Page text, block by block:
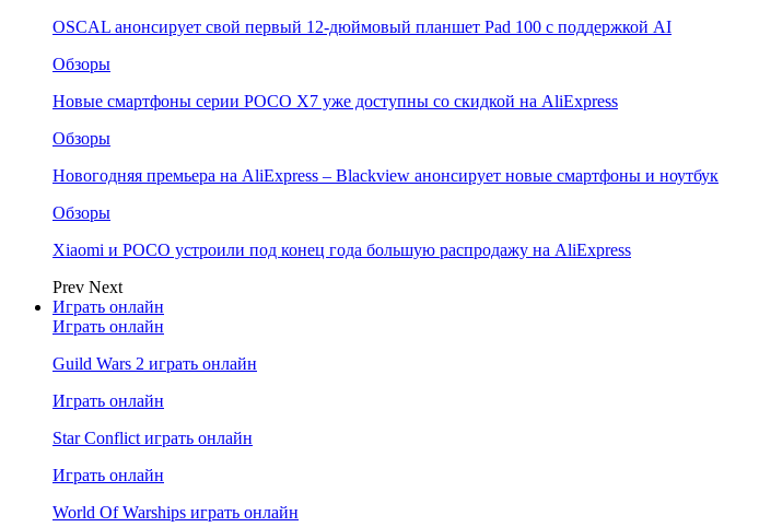
OSCAL анонсирует свой первый 12-дюймовый планшет Pad 100 с поддержкой AI
Обзоры
Новые смартфоны серии POCO X7 уже доступны со скидкой на AliExpress
Обзоры
Новогодняя премьера на AliExpress – Blackview анонсирует новые смартфоны и ноутбук
Обзоры
Xiaomi и POCO устроили под конец года большую распродажу на AliExpress
Prev Next
Играть онлайн
Играть онлайн
Guild Wars 2 играть онлайн
Играть онлайн
Star Conflict играть онлайн
Играть онлайн
World Of Warships играть онлайн